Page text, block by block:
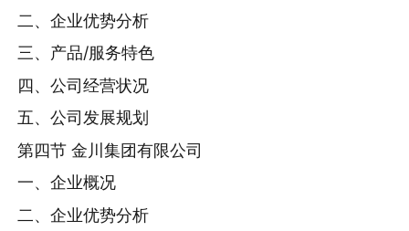
二、企业优势分析
三、产品/服务特色
四、公司经营状况
五、公司发展规划
第四节 金川集团有限公司
一、企业概况
二、企业优势分析